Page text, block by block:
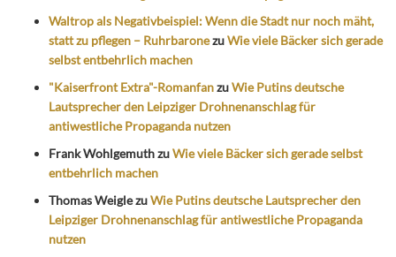
Waltrop als Negativbeispiel: Wenn die Stadt nur noch mäht,
statt zu pflegen – RuhrbaronezuWie viele Bäcker sich gerade
selbst entbehrlich machen
"Kaiserfront Extra"-RomanfanzuWie Putins deutsche
Lautsprecher den Leipziger Drohnenanschlag für
antiwestliche Propaganda nutzen
Frank WohlgemuthzuWie viele Bäcker sich gerade selbst
entbehrlich machen
Thomas WeiglezuWie Putins deutsche Lautsprecher den
Leipziger Drohnenanschlag für antiwestliche Propaganda
nutzen